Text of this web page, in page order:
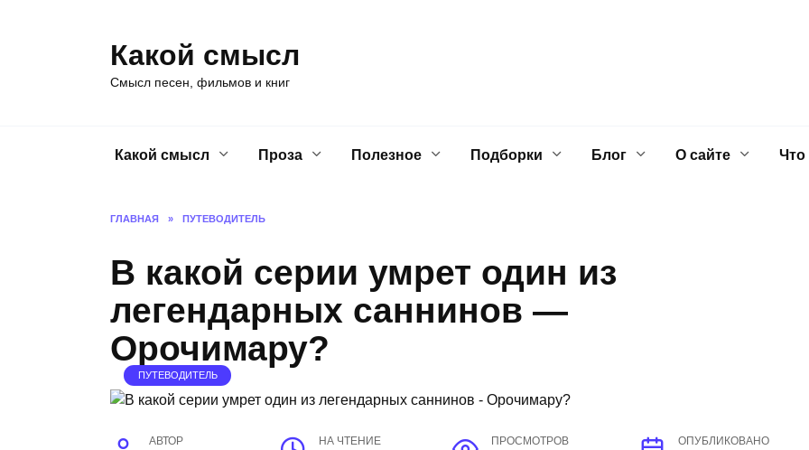
Какой смысл
Смысл песен, фильмов и книг
Какой смысл Проза Полезное Подборки Блог О сайте Что
ГЛАВНАЯ » ПУТЕВОДИТЕЛЬ
В какой серии умрет один из
легендарных саннинов —
Орочимару?
ПУТЕВОДИТЕЛЬ
АВТОР НА ЧТЕНИЕ ПРОСМОТРОВ ОПУБЛИКОВАНО